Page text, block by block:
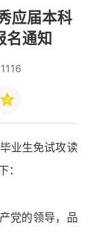
应届本科
名通知
1116
业生免试攻读
：
党的领导，品